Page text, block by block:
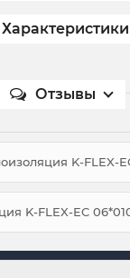
Характеристики
Отзывы
K-FLEX-
K-FLEX-EC